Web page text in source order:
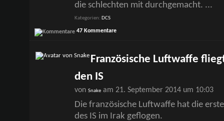
die schlechten mit durchgemacht. ...
Kategorien DCS
47 Kommentare
Französische Luftwaffe
den IS
von Snakeam 21. September 2014 um 10:03
Die französische Luftwaffe hat die
des IS im Irak geflogen.